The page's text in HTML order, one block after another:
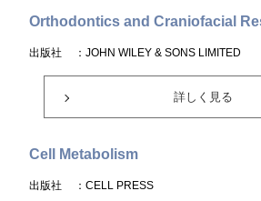
Orthodontics and Craniofacial
出版社 ：JOHN WILEY & SONS LIMITED
詳しく見る
Cell Metabolism
出版社 ：CELL PRESS